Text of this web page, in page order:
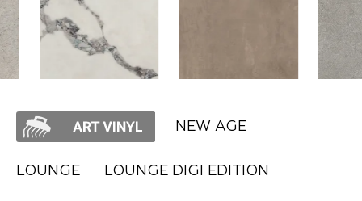
NEW AGE
LOUNGE LOUNGE DIGI EDITION
Конструктор интерьера
Art Vinyl в интерьере
Где купить